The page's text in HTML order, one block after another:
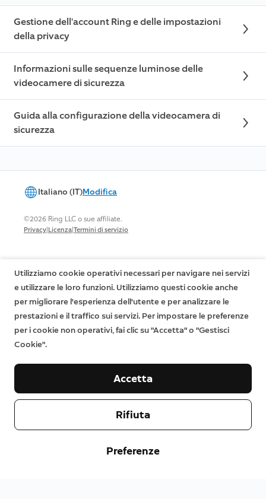
Gestione dell'account Ring e delle impostazioni
della privacy
Informazioni sulle sequenze luminose delle
videocamere di sicurezza
Guida alla configurazione della videocamera di
sicurezza
Italiano (IT)Modifica
©2026 Ring LLC o sue affiliate.
Privacy|Licenza|Termini di servizio
Utilizziamo cookie operativi necessari per navigare nei servizi
e utilizzare le loro funzioni. Utilizziamo questi cookie anche
per migliorare l'esperienza dell'utente e per analizzare le
prestazioni e il traffico sui servizi. Per impostare le preferenze
per i cookie non operativi, fai clic su "Accetta" o "Gestisci
Cookie".
Preferenze
Rifiuta
Accetta